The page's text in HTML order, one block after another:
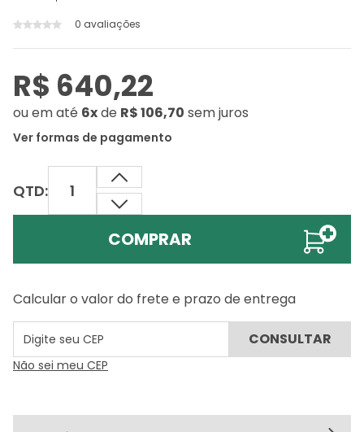
0 avaliações
R$ 640,22
ouem até 6xde R$ 106,70 sem juros
Ver formas de pagamento
QTD:
COMPRAR
Calcular o valor do frete e prazo de entrega
Não sei meu CEP